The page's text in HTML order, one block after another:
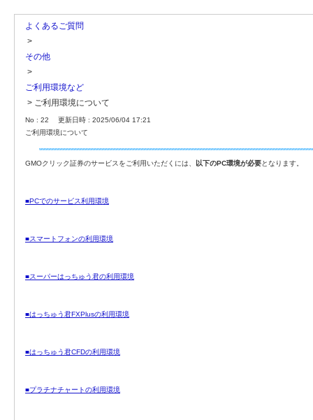
よくあるご質問
>
その他
>
ご利用環境など
> ご利用環境について
No : 22
更新日時 : 2025/06/04 17:21
ご利用環境について
GMOクリック証券のサービスをご利用いただくには、 以下のPC環境が必要となります。
■PCでのサービス利用環境
■スマートフォンの利用環境
■スーパーはっちゅう君の利用環境
■はっちゅう君FXPlusの利用環境
■はっちゅう君CFDの利用環境
■プラチナチャートの利用環境